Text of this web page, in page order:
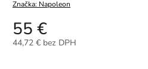
Značka: Napoleon
55 €
44,72 € bez DPH